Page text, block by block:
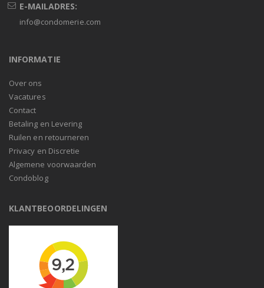
E-MAILADRES:
info@condomerie.com
INFORMATIE
Over ons
Vacatures
Contact
Betaling en Levering
Ruilen en retourneren
Privacy en Discretie
Algemene voorwaarden
Condoblog
KLANTBEOORDELINGEN